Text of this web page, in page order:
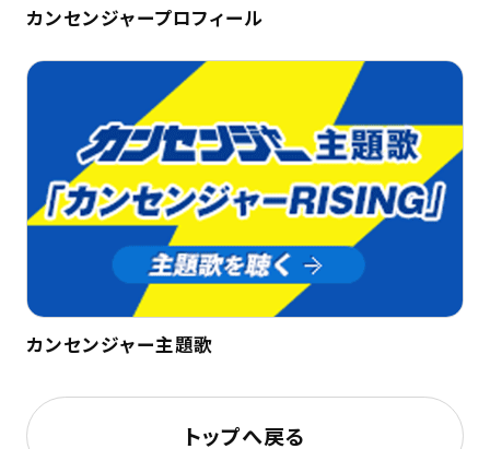
カンセンジャープロフィール
カンセンジャー主題歌
トップへ戻る